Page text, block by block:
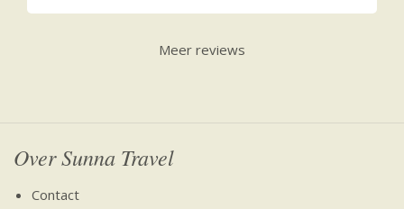
Meer reviews
Over Sunna Travel
Contact